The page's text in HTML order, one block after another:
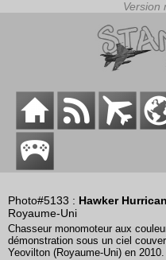
Photo#5133 : Hawker
Royaume-Uni
Chasseur monomoteur aux
démonstration sous un ciel
Yeovilton (Royaume-Uni) en 2010.